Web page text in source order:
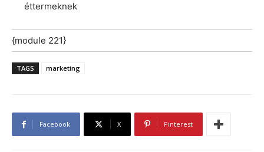
éttermeknek
{module 221}
TAGS marketing
Facebook X Pinterest